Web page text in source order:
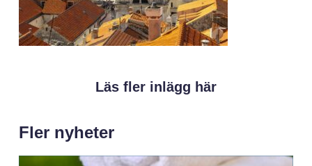
Läs fler inlägg här
Fler nyheter